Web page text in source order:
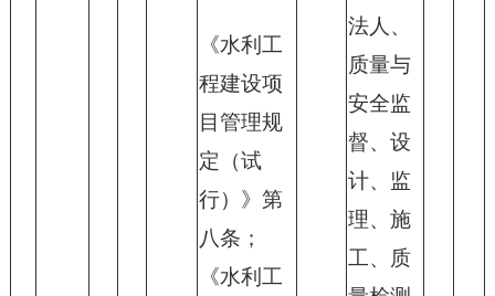
《水利工
程建设项
目管理规
定（试
行）》第
八条；
《水利工
法人、
质量与
安全监
督、设
计、监
理、施
工、质